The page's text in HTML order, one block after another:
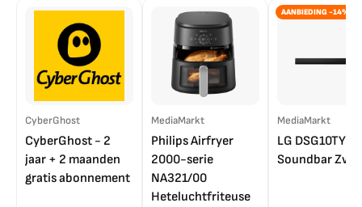
CyberGhost
CyberGhost - 2
jaar + 2 maanden
gratis abonnement
MediaMarkt
Philips Airfryer
2000-serie
NA321/00
Heteluchtfriteuse
AANBIEDING -14%
MediaMarkt
LG DSG10TY
Soundbar